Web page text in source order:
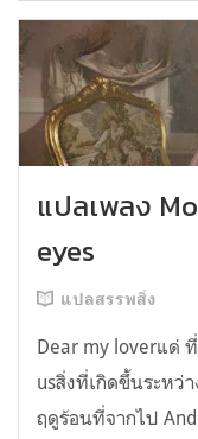
แปลเพลง
eyes
แปลสรรพสิ่ง
Dear my loverแด่
usสิ่งที่เกิดขึ้นระหว่
ฤดูร้อนที่จากไป